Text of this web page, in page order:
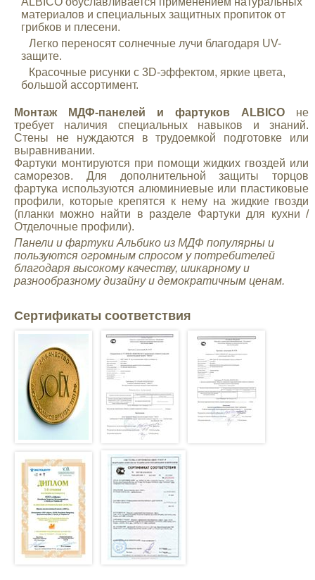
материалов и специальных защитных пропиток от
грибков и плесени.
Легко переносят солнечные лучи благодаря UV-
защите.
Красочные рисунки с 3D-эффектом, яркие цвета,
большой ассортимент.
Монтаж МДФ-панелей и фартуков ALBICO не
требует наличия специальных навыков и знаний.
Стены не нуждаются в трудоемкой подготовке или
выравнивании.
Фартуки монтируются при помощи жидких гвоздей или
саморезов. Для дополнительной защиты торцов
фартука используются алюминиевые или пластиковые
профили, которые крепятся к нему на жидкие гвозди
(планки можно найти в разделе Фартуки для кухни /
Отделочные профили).
Панели и фартуки Альбико из МДФ популярны и
пользуются огромным спросом у потребителей
благодаря высокому качеству, шикарному и
разнообразному дизайну и демократичным ценам.
Сертификаты соответствия